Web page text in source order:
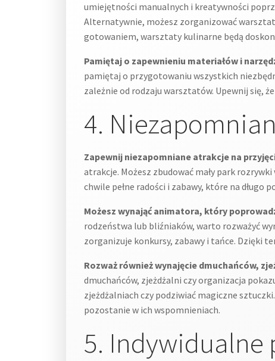
umiejętności manualnych i kreatywności
Alternatywnie, możesz zorganizować
gotowaniem, warsztaty kulinarne będą
Pamiętaj o zapewnieniu materiałów i
pamiętaj o przygotowaniu wszystkich
zależnie od rodzaju warsztatów. Upewnij się,
4.
Zapewnij niezapomniane atrakcje na
atrakcje. Możesz zbudować mały park
chwile pełne radości i zabawy, które na długo
Możesz wynająć animatora, który
rodzeństwa lub bliźniaków, warto rozważyć
zorganizuje konkursy, zabawy i tańce. Dzięki
Rozważ również wynajęcie dmuchańców,
dmuchańców, zjeżdżalni czy organizacja
zjeżdżalniach czy podziwiać magiczne
pozostanie w ich wspomnieniach.
5. Indywidualne